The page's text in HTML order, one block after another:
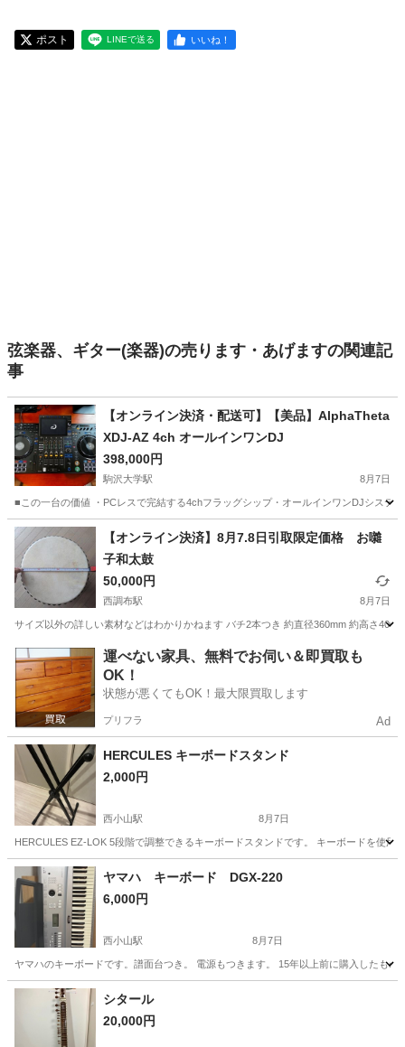
ポスト LINEで送る いいね！
弦楽器、ギター(楽器)の売ります・あげますの関連記
事
【オンライン決済・配送可】【美品】AlphaTheta
XDJ-AZ 4ch オールインワンDJ
398,000円
駒沢大学駅 8月7日
■この一台の価値 ・PCレスで完結する4chフラッグシップ・オールインワンDJシステ
東京 世田谷区 駒沢大学駅 DJギア 4ch
【オンライン決済】8月7.8日引取限定価格 お囃
子和太鼓
50,000円
西調布駅 8月7日
サイズ以外の詳しい素材などはわかりかねます バチ2本つき 約直径360mm 約高さ
東京 三鷹市 西調布駅 打楽器、ドラム お囃子
運べない家具、無料でお伺い＆即買取も
OK！
状態が悪くてもOK！最大限買取します
プリフラ Ad
HERCULES キーボードスタンド
2,000円
西小山駅 8月7日
HERCULES EZ-LOK 5段階で調整できるキーボードスタンドです。 キーボードを使用
東京 目黒区 アクセサリー
ヤマハ キーボード DGX-220
6,000円
西小山駅 8月7日
ヤマハのキーボードです。譜面台つき。 電源もつきます。 15年以上前に購入したも
東京 目黒区 西小山駅
シタール
20,000円